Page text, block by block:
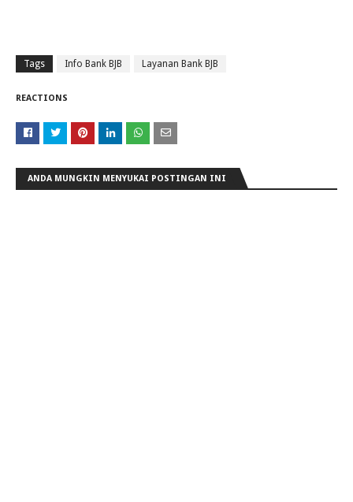
Tags Info Bank BJB Layanan Bank BJB
REACTIONS
ANDA MUNGKIN MENYUKAI POSTINGAN INI